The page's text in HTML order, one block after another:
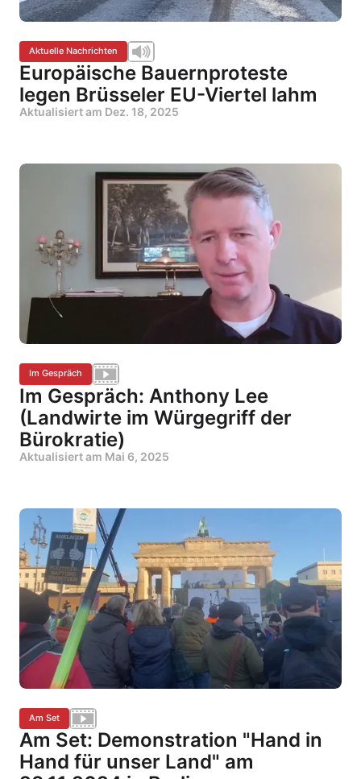
Aktuelle Nachrichten
Europäische Bauernproteste
legen Brüsseler EU-Viertel lahm
Aktualisiert am Dez. 18, 2025
Im Gespräch
Im Gespräch: Anthony Lee
(Landwirte im Würgegriff der
Bürokratie)
Aktualisiert am Mai 6, 2025
Am Set
Am Set: Demonstration "Hand in
Hand für unser Land" am